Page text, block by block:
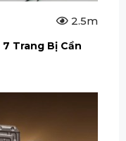
2.5m
7 Trang Bị Cần